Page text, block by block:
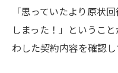
「思っていたより原状
しまった！」というこ
わした契約内容を確認し